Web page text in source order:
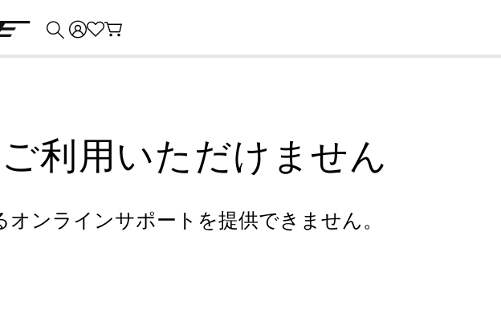
利用いただけません
ンラインサポートを提供できません。